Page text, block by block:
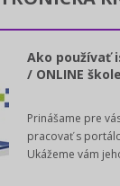
lesy
- kontakty na
Ako používať
/ ONLINE
Prinášame pre
pracovať s
Ukážeme vám